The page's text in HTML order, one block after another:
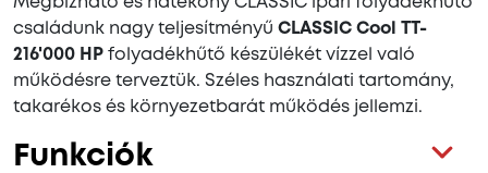
családunk nagy teljesítményű CLASSIC Cool TT-
216'000 HP folyadékhűtő készülékét vízzel való
működésre terveztük. Széles használati tartomány,
takarékos és környezetbarát működés jellemzi.
Funkciók